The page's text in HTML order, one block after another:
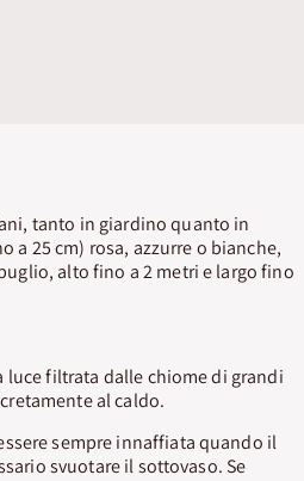
tanto in giardino quanto in
a 25 cm) rosa, azzurre o bianche,
alto fino a 2 metri e largo fino
luce filtrata dalle chiome di grandi
al caldo.
sempre innaffiata quando il
svuotare il sottovaso. Se